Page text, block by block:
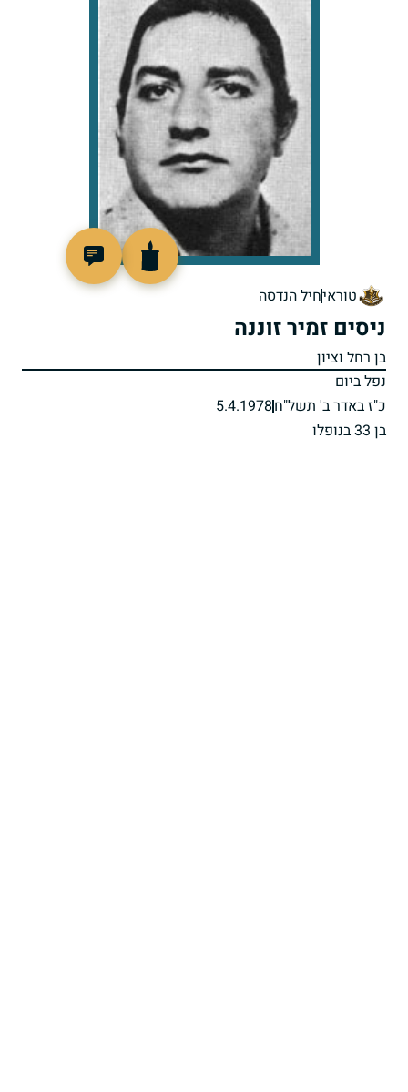
טוראיחיל הנדסה
ניסים זמיר זוננה
בן רחל וציון
נפל ביום
כ"ז באדר ב' תשל"ח5.4.1978
בן 33 בנופלו